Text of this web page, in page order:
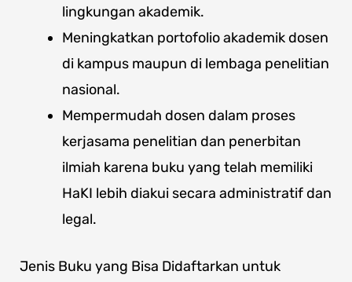
lingkungan akademik.
Meningkatkan portofolio akademik dosen
di kampus maupun di lembaga penelitian
nasional.
Mempermudah dosen dalam proses
kerjasama penelitian dan penerbitan
ilmiah karena buku yang telah memiliki
HaKI lebih diakui secara administratif dan
legal.
Jenis Buku yang Bisa Didaftarkan untuk